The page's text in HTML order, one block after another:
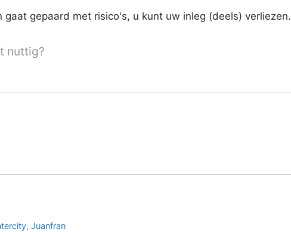
gepaard met risico's, u kunt uw inleg (deels) verliezen.
nuttig?
,Juanfran